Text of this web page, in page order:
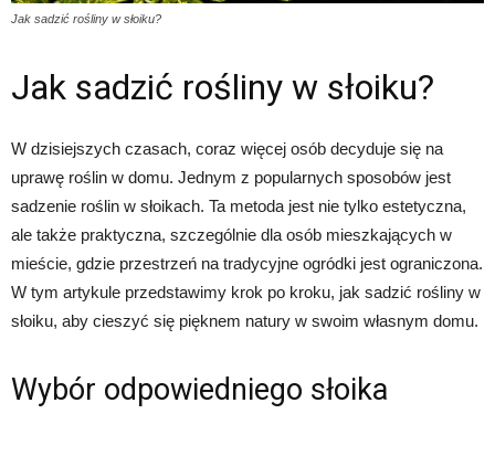
Jak sadzić rośliny w słoiku?
Jak sadzić rośliny w słoiku?
W dzisiejszych czasach, coraz więcej osób decyduje się na
uprawę roślin w domu. Jednym z popularnych sposobów jest
sadzenie roślin w słoikach. Ta metoda jest nie tylko estetyczna,
ale także praktyczna, szczególnie dla osób mieszkających w
mieście, gdzie przestrzeń na tradycyjne ogródki jest ograniczona.
W tym artykule przedstawimy krok po kroku, jak sadzić rośliny w
słoiku, aby cieszyć się pięknem natury w swoim własnym domu.
Wybór odpowiedniego słoika